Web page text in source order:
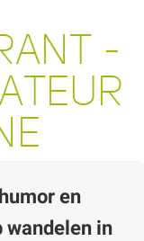
-
en
wandelen in